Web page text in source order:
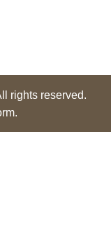
rights reserved.
.